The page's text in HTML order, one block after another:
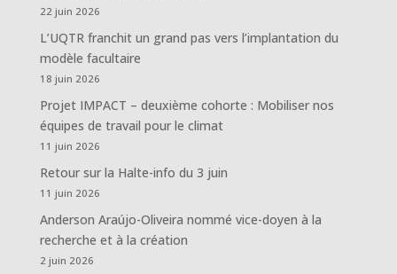
22 juin 2026
L’UQTR franchit un grand pas vers l’implantation du
modèle facultaire
18 juin 2026
Projet IMPACT – deuxième cohorte : Mobiliser nos
équipes de travail pour le climat
11 juin 2026
Retour sur la Halte-info du 3 juin
11 juin 2026
Anderson Araújo-Oliveira nommé vice-doyen à la
recherche et à la création
2 juin 2026